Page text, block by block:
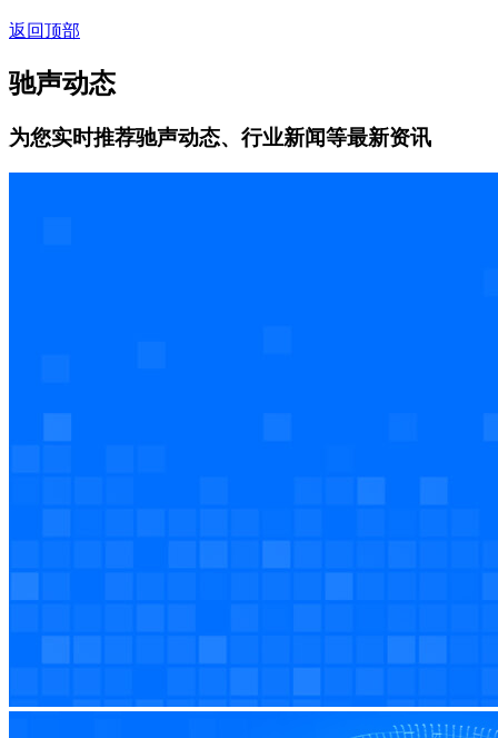
返回顶部
驰声动态
为您实时推荐驰声动态、行业新闻等最新资讯